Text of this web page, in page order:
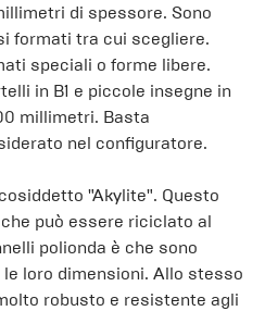
di spessore. Sono
formati tra cui scegliere.
speciali o forme libere.
in B1 e piccole insegne in
millimetri. Basta
nel configuratore.
"Akylite". Questo
può essere riciclato al
polionda è che sono
loro dimensioni. Allo stesso
robusto e resistente agli